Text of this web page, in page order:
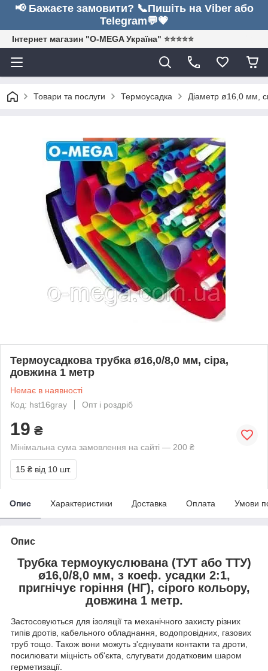
📢 Бажаєте замовити? 📞Пишіть на Viber або
Telegram💬💗
Інтернет магазин "O-MEGA Україна" ⭐⭐⭐⭐⭐
Товари та послуги Термоусадка Діаметр ø16,0 мм,
Термоусадкова трубка ø16,0/8,0 мм, сіра,
довжина 1 метр
Немає в наявності
Код: hst16gray
Опт і роздріб
19 ₴
Мінімальна сума замовлення на сайті — 200 ₴
15 ₴ від 10 шт.
Опис Характеристики Доставка Оплата Умови
Опис
Трубка термоукуслювана (ТУТ або ТТУ)
ø16,0/8,0 мм, з коеф. усадки 2:1,
пригнічує горіння (НГ), сірого кольору,
довжина 1 метр.
Застосовуються для ізоляції та механічного захисту різних
типів дротів, кабельного обладнання, водопровідних, газових
труб тощо. Також вони можуть з'єднувати контакти та дроти,
посилювати міцність об'єкта, слугувати додатковим шаром
герметизації.